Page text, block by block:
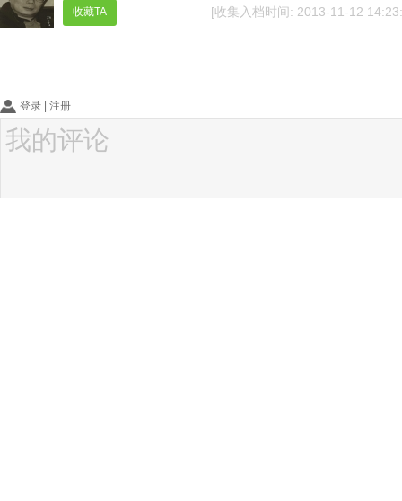
[收集入档时间: 2013-11-12
收藏TA
登录 注册